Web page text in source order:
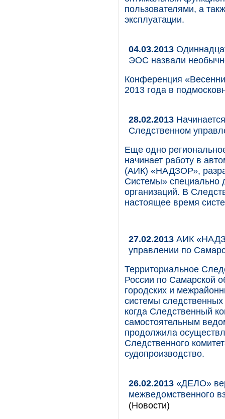
пользователями, а
эксплуатации.
04.03.2013
ЭОС назвали
Конференция
2013 года в
28.02.2013
Следственном
Еще одно
начинает работу в
(АИК) «НАДЗОР»,
Системы» специально
организаций. В
настоящее время
27.02.2013 АИК
управлении по
Территориальное
России по Самарской
городских и
системы
когда Следственный
самостоятельным
продолжила
Следственного
судопроизводство.
26.02.2013 «ДЕЛО»
межведомственного
(Новости)